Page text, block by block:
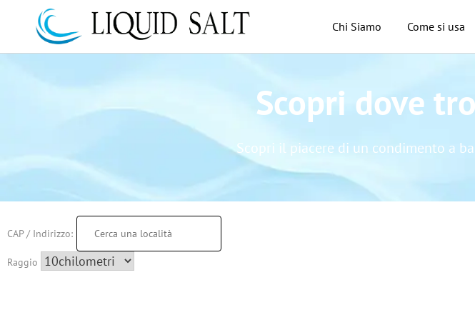
Chi Siamo Come si usa
Scopri dove
Scopri il piacere di un condimento a
CAP / Indirizzo:
Raggio